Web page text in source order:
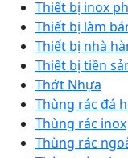
Thiết bị inox
Thiết bị làm
Thiết bị nhà
Thiết bị tiền
Thớt Nhựa
Thùng rác đá
Thùng rác inox
Thùng rác